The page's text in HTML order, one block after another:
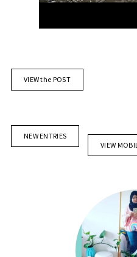
VIEW the POST
NEW ENTRIES
VIEW